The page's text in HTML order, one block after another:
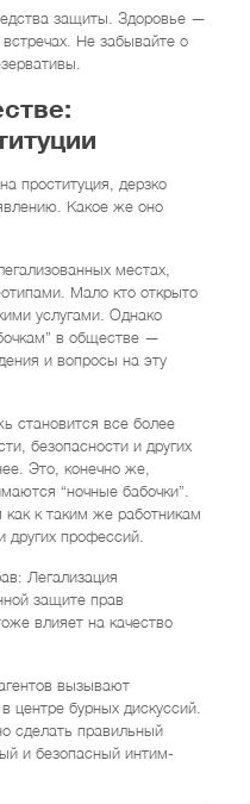
защиты. Здоровье —
Не забывайте о
проституция, дерзко
Какое же оно
местах,
Мало кто открыто
услугами. Однако
в обществе —
и вопросы на эту
становится все более
безопасности и других
Это, конечно же,
“ночные бабочки”.
к таким же работникам
других профессий.
Легализация
защите прав
влияет на качество
вызывают
центре бурных дискуссий.
сделать правильный
и безопасный интим-